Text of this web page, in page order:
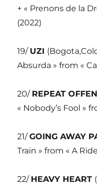
+ « Prenons de la
(2022)
19/ UZI
Absurda » from «
20/ REPEAT
« Nobody’s Fool »
21/GOING AWAY
Train » from « A
22/ HEAVY HEART